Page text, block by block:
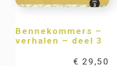
Bennekommers –
verhalen – deel 3
€ 29,50